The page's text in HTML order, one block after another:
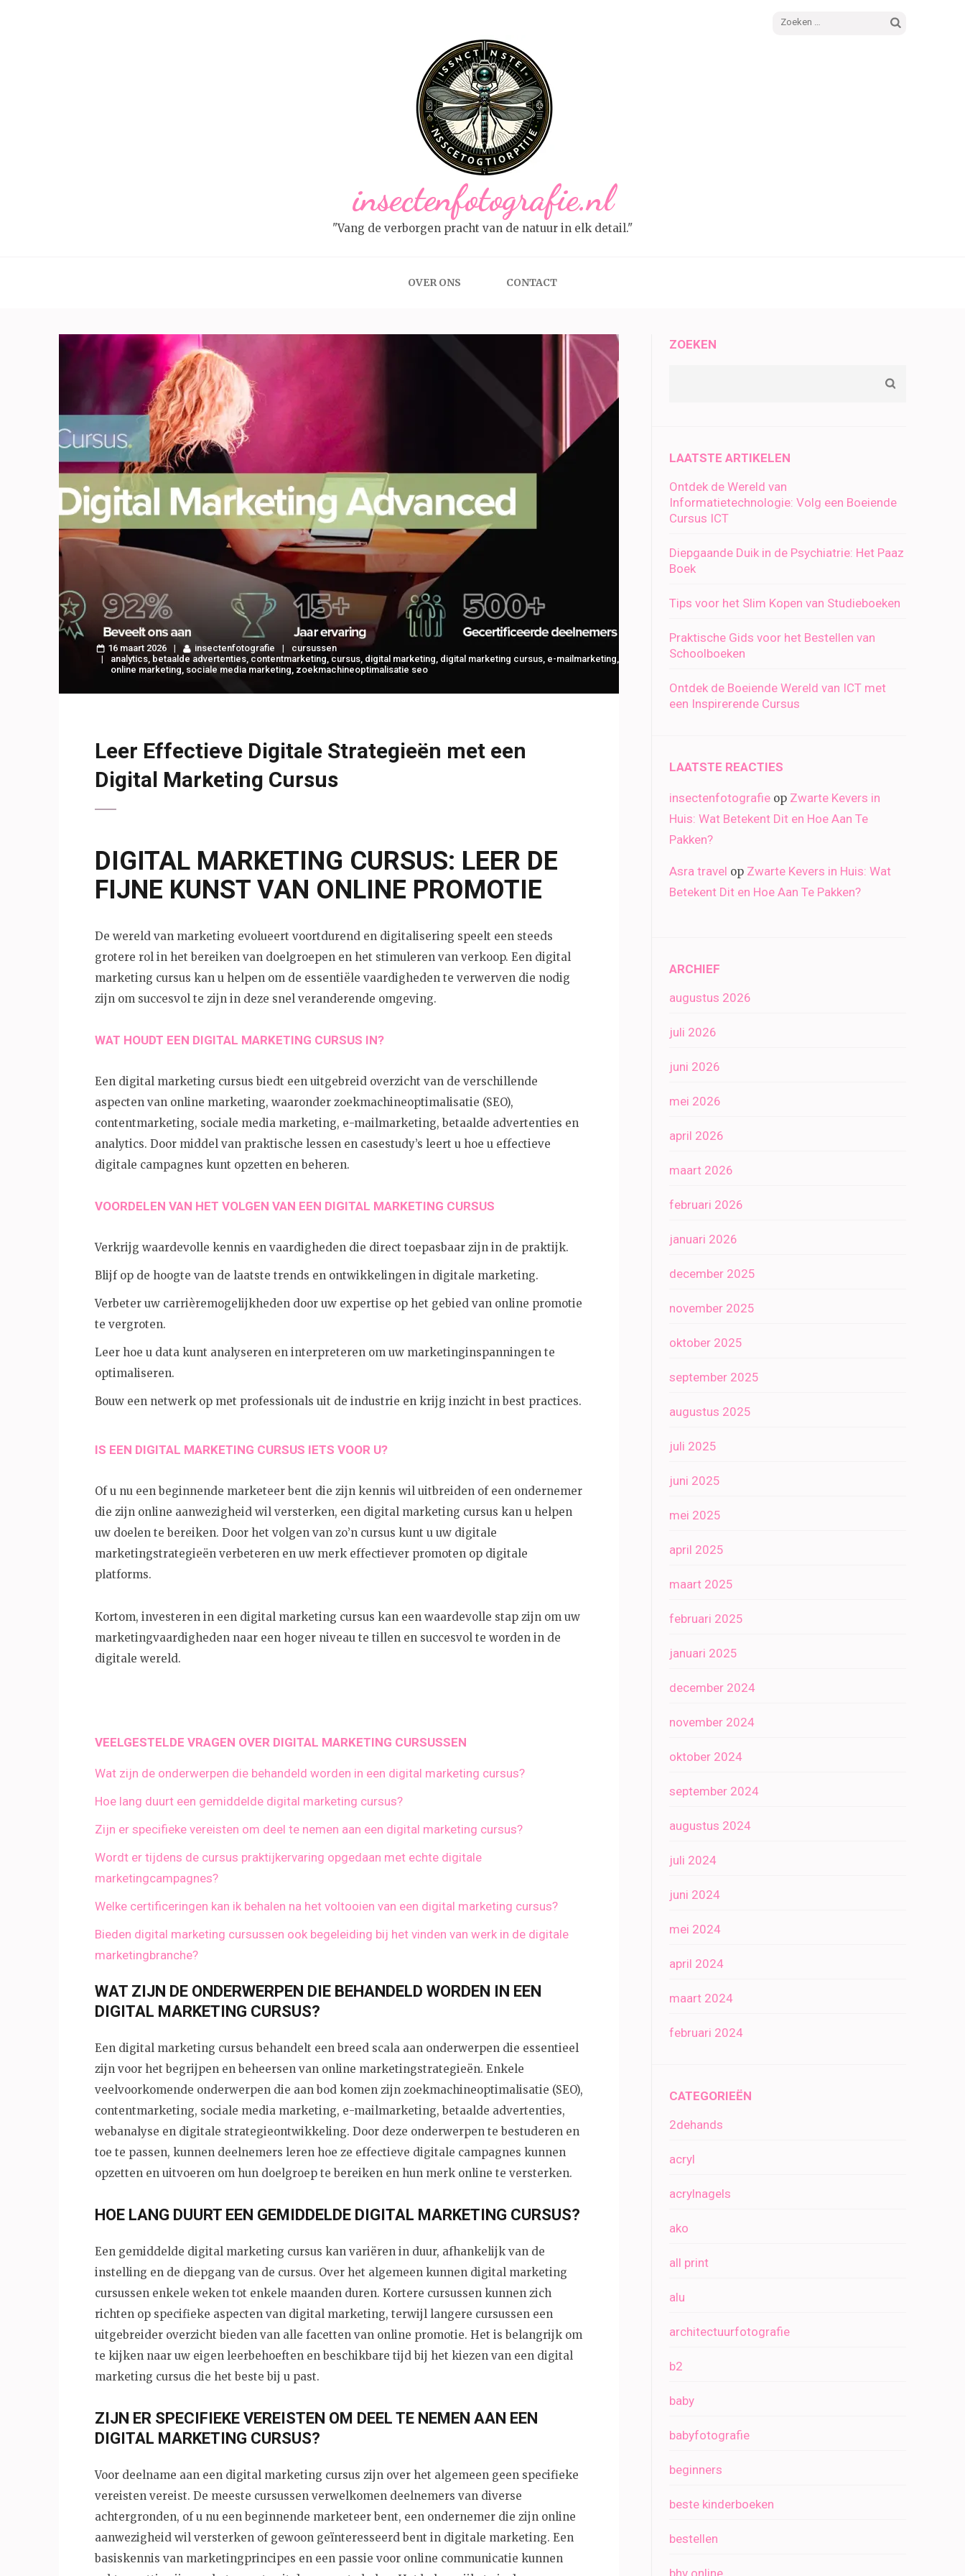
Zoeken
insectenfotografie.nl
"Vang de verborgen pracht van de natuur in elk detail."
OVER ONS CONTACT
16 maart 2026 insectenfotografie
cursussen
analytics, betaalde advertenties, contentmarketing, cursus, digital marketing, digital marketing cursus, e-mailmarketing,
online marketing, sociale media marketing, zoekmachineoptimalisatie seo
Leer Effectieve Digitale Strategieën met een
Digital Marketing Cursus
DIGITAL MARKETING CURSUS: LEER DE
FIJNE KUNST VAN ONLINE PROMOTIE
De wereld van marketing evolueert voortdurend en digitalisering speelt een steeds
grotere rol in het bereiken van doelgroepen en het stimuleren van verkoop. Een digital
marketing cursus kan u helpen om de essentiële vaardigheden te verwerven die nodig
zijn om succesvol te zijn in deze snel veranderende omgeving.
WAT HOUDT EEN DIGITAL MARKETING CURSUS IN?
Een digital marketing cursus biedt een uitgebreid overzicht van de verschillende
aspecten van online marketing, waaronder zoekmachineoptimalisatie (SEO),
contentmarketing, sociale media marketing, e-mailmarketing, betaalde advertenties en
analytics. Door middel van praktische lessen en casestudy’s leert u hoe u effectieve
digitale campagnes kunt opzetten en beheren.
VOORDELEN VAN HET VOLGEN VAN EEN DIGITAL MARKETING CURSUS
Verkrijg waardevolle kennis en vaardigheden die direct toepasbaar zijn in de praktijk.
Blijf op de hoogte van de laatste trends en ontwikkelingen in digitale marketing.
Verbeter uw carrièremogelijkheden door uw expertise op het gebied van online promotie
te vergroten.
Leer hoe u data kunt analyseren en interpreteren om uw marketinginspanningen te
optimaliseren.
Bouw een netwerk op met professionals uit de industrie en krijg inzicht in best practices.
IS EEN DIGITAL MARKETING CURSUS IETS VOOR U?
Of u nu een beginnende marketeer bent die zijn kennis wil uitbreiden of een ondernemer
die zijn online aanwezigheid wil versterken, een digital marketing cursus kan u helpen
uw doelen te bereiken. Door het volgen van zo’n cursus kunt u uw digitale
marketingstrategieën verbeteren en uw merk effectiever promoten op digitale
platforms.
Kortom, investeren in een digital marketing cursus kan een waardevolle stap zijn om uw
marketingvaardigheden naar een hoger niveau te tillen en succesvol te worden in de
digitale wereld.
VEELGESTELDE VRAGEN OVER DIGITAL MARKETING CURSUSSEN
Wat zijn de onderwerpen die behandeld worden in een digital marketing cursus?
Hoe lang duurt een gemiddelde digital marketing cursus?
Zijn er specifieke vereisten om deel te nemen aan een digital marketing cursus?
Wordt er tijdens de cursus praktijkervaring opgedaan met echte digitale
marketingcampagnes?
Welke certificeringen kan ik behalen na het voltooien van een digital marketing cursus?
Bieden digital marketing cursussen ook begeleiding bij het vinden van werk in de digitale
marketingbranche?
WAT ZIJN DE ONDERWERPEN DIE BEHANDELD WORDEN IN EEN
DIGITAL MARKETING CURSUS?
Een digital marketing cursus behandelt een breed scala aan onderwerpen die essentieel
zijn voor het begrijpen en beheersen van online marketingstrategieën. Enkele
veelvoorkomende onderwerpen die aan bod komen zijn zoekmachineoptimalisatie (SEO),
contentmarketing, sociale media marketing, e-mailmarketing, betaalde advertenties,
webanalyse en digitale strategieontwikkeling. Door deze onderwerpen te bestuderen en
toe te passen, kunnen deelnemers leren hoe ze effectieve digitale campagnes kunnen
opzetten en uitvoeren om hun doelgroep te bereiken en hun merk online te versterken.
HOE LANG DUURT EEN GEMIDDELDE DIGITAL MARKETING CURSUS?
Een gemiddelde digital marketing cursus kan variëren in duur, afhankelijk van de
instelling en de diepgang van de cursus. Over het algemeen kunnen digital marketing
cursussen enkele weken tot enkele maanden duren. Kortere cursussen kunnen zich
richten op specifieke aspecten van digital marketing, terwijl langere cursussen een
uitgebreider overzicht bieden van alle facetten van online promotie. Het is belangrijk om
te kijken naar uw eigen leerbehoeften en beschikbare tijd bij het kiezen van een digital
marketing cursus die het beste bij u past.
ZIJN ER SPECIFIEKE VEREISTEN OM DEEL TE NEMEN AAN EEN
DIGITAL MARKETING CURSUS?
Voor deelname aan een digital marketing cursus zijn over het algemeen geen specifieke
vereisten vereist. De meeste cursussen verwelkomen deelnemers van diverse
achtergronden, of u nu een beginnende marketeer bent, een ondernemer die zijn online
aanwezigheid wil versterken of gewoon geïnteresseerd bent in digitale marketing. Een
basiskennis van marketingprincipes en een passie voor online communicatie kunnen
ZOEKEN
LAATSTE ARTIKELEN
Ontdek de Wereld van
Informatietechnologie: Volg een Boeiende
Cursus ICT
Diepgaande Duik in de Psychiatrie: Het Paaz
Boek
Tips voor het Slim Kopen van Studieboeken
Praktische Gids voor het Bestellen van
Schoolboeken
Ontdek de Boeiende Wereld van ICT met
een Inspirerende Cursus
LAATSTE REACTIES
insectenfotografie op Zwarte Kevers in
Huis: Wat Betekent Dit en Hoe Aan Te
Pakken?
Asra travel op Zwarte Kevers in Huis: Wat
Betekent Dit en Hoe Aan Te Pakken?
ARCHIEF
augustus 2026
juli 2026
juni 2026
mei 2026
april 2026
maart 2026
februari 2026
januari 2026
december 2025
november 2025
oktober 2025
september 2025
augustus 2025
juli 2025
juni 2025
mei 2025
april 2025
maart 2025
februari 2025
januari 2025
december 2024
november 2024
oktober 2024
september 2024
augustus 2024
juli 2024
juni 2024
mei 2024
april 2024
maart 2024
februari 2024
CATEGORIEËN
2dehands
acryl
acrylnagels
ako
all print
alu
architectuurfotografie
b2
baby
babyfotografie
beginners
beste kinderboeken
bestellen
bhv online